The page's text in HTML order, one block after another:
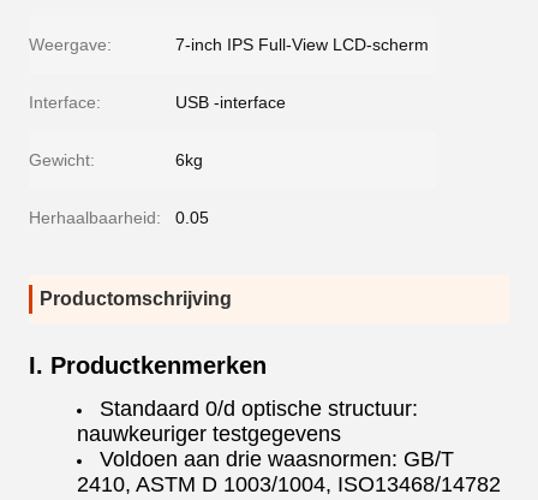
Weergave: 7-inch IPS Full-View LCD-scherm
Interface: USB -interface
Gewicht: 6kg
Herhaalbaarheid: 0.05
Productomschrijving
I. Productkenmerken
Standaard 0/d optische structuur:
nauwkeuriger testgegevens
Voldoen aan drie waasnormen: GB/T
2410, ASTM D 1003/1004, ISO13468/14782